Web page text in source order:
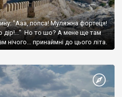
"Ааа, попса! Муляжна фортеця!
дір!..." Но то шо? А мене ще там
нічого... принаймні до цього літа.